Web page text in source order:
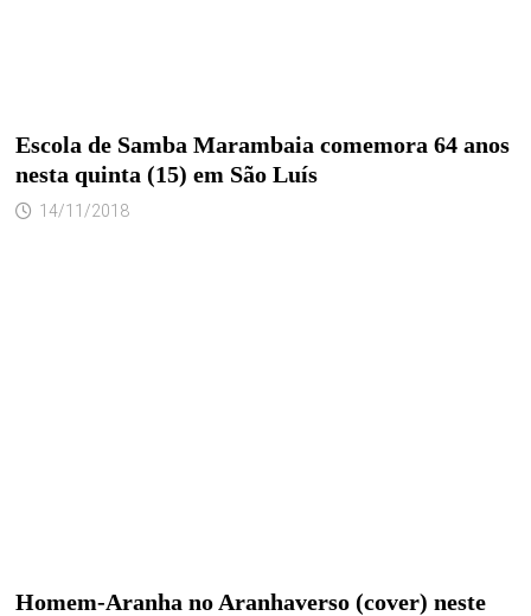
Escola de Samba Marambaia comemora 64 anos
nesta quinta (15) em São Luís
14/11/2018
Homem-Aranha no Aranhaverso (cover) neste